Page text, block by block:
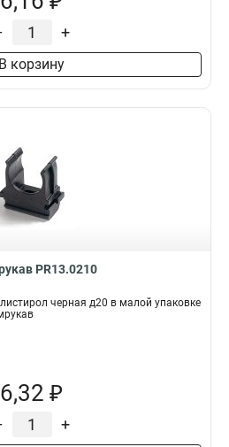
+
В корзину
PR13.0210
черная д20 в малой упаковке
6,32 ₽
+